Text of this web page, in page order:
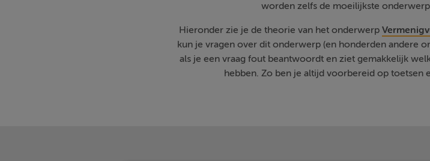
worden zelfs de moeilijkste
Hieronder zie je de theorie van het onderwerp
kun je vragen over dit onderwerp (en honderden andere
als je een vraag fout beantwoordt en ziet gemakkelijk
hebben. Zo ben je altijd voorbereid op toetsen